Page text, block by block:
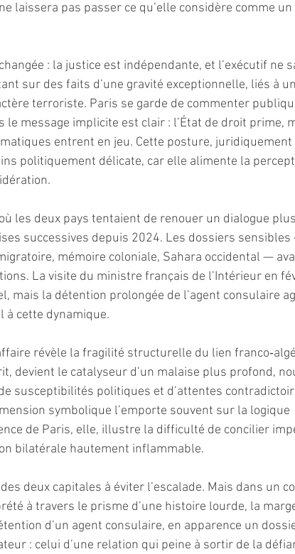
laissera pas passer ce qu’elle considère comme
: la justice est indépendante, et l’exécutif ne
sur des faits d’une gravité exceptionnelle, liés à
terroriste. Paris se garde de commenter
le message implicite est clair : l’État de droit prime,
entrent en jeu. Cette posture, juridiquement
politiquement délicate, car elle alimente la
les deux pays tentaient de renouer un dialogue plus
successives depuis 2024. Les dossiers
mémoire coloniale, Sahara occidental —
La visite du ministre français de l’Intérieur en
mais la détention prolongée de l’agent consulaire
à cette dynamique.
révèle la fragilité structurelle du lien
devient le catalyseur d’un malaise plus profond,
susceptibilités politiques et d’attentes
symbolique l’emporte souvent sur la logique
de Paris, elle, illustre la difficulté de concilier
bilatérale hautement inflammable.
deux capitales à éviter l’escalade. Mais dans un
à travers le prisme d’une histoire lourde, la
d’un agent consulaire, en apparence un
: celui d’une relation qui peine à sortir de la